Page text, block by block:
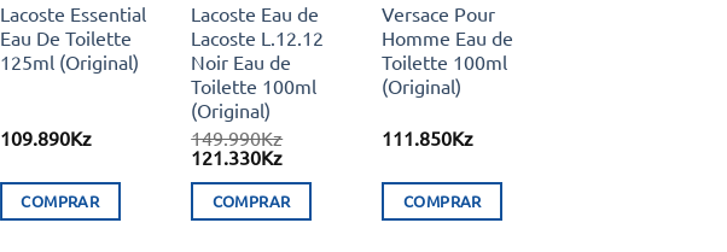
Lacoste Essential
Eau De Toilette
125ml (Original)
109.890Kz
COMPRAR
Lacoste Eau de
Lacoste L.12.12
Noir Eau de
Toilette 100ml
(Original)
149.990Kz
O
original
era:
121.330KzO
atual
é:
COMPRAR
Versace Pour
Homme Eau de
Toilette 100ml
(Original)
111.850Kz
COMPRAR